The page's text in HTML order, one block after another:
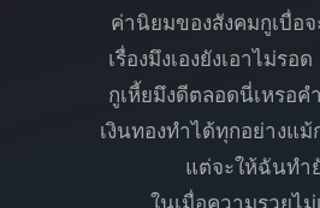
ค่านิยมของสังคมกูเบื่อ
เรื่องมึงเองยังเอาไม่รอ
กูเหี้ยมึงดีตลอดนี่เหรอค
เงินทองทำได้ทุกอย่างแม้
แต่จะให้ฉันทำ